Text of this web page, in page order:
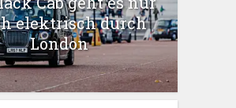
elektrisch durch
London